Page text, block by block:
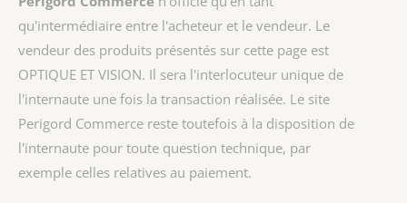
qu'intermédiaire entre l'acheteur et le vendeur. Le
vendeur des produits présentés sur cette page est
OPTIQUE ET VISION. Il sera l'interlocuteur unique de
l'internaute une fois la transaction réalisée. Le site
Perigord Commerce reste toutefois à la disposition de
l'internaute pour toute question technique, par
exemple celles relatives au paiement.